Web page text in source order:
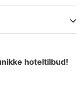
hoteltilbud!